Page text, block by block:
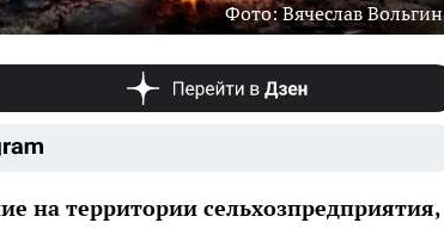
Фото: Вячеслав Вольгин
на территории сельхозпредприятия,